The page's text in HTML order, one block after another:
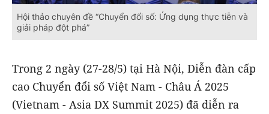
Hội thảo chuyên đề “Chuyển đổi số: Ứng dụng thực tiễn và
giải pháp đột phá”
Trong 2 ngày (27-28/5) tại Hà Nội, Diễn đàn cấp
cao Chuyển đổi số Việt Nam - Châu Á 2025
(Vietnam - Asia DX Summit 2025) đã diễn ra